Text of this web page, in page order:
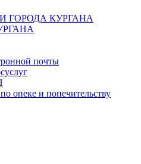
ГОРОДА КУРГАНА
почты
опеке и попечительству